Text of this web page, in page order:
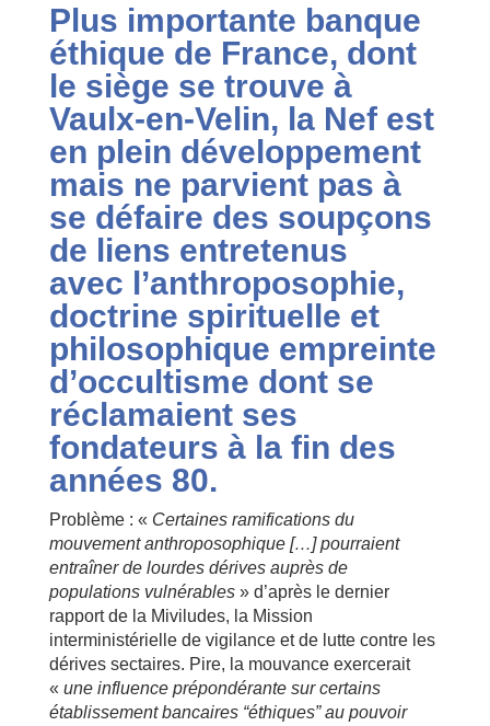
Plus importante banque
éthique de France, dont
le siège se trouve à
Vaulx-en-Velin, la Nef est
en plein développement
mais ne parvient pas à
se défaire des soupçons
de liens entretenus
avec l’anthroposophie,
doctrine spirituelle et
philosophique empreinte
d’occultisme dont se
réclamaient ses
fondateurs à la fin des
années 80.
Problème : « Certaines ramifications du
mouvement anthroposophique […] pourraient
entraîner de lourdes dérives auprès de
populations vulnérables» d’après le dernier
rapport de la Miviludes, la Mission
interministérielle de vigilance et de lutte contre les
dérives sectaires. Pire, la mouvance exercerait
« une influence prépondérante sur certains
établissement bancaires “éthiques” au pouvoir